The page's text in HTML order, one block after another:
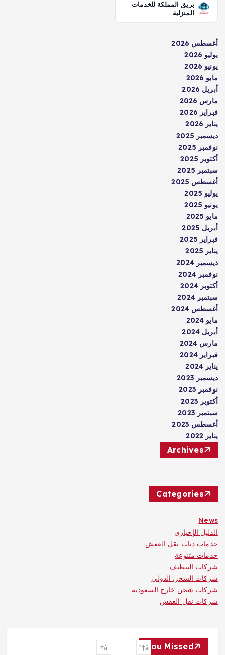
بريق المملكة للخدمات
المنزلية
أغسطس 2026
يوليو 2026
يونيو 2026
مايو 2026
أبريل 2026
مارس 2026
فبراير 2026
يناير 2026
ديسمبر 2025
نوفمبر 2025
أكتوبر 2025
سبتمبر 2025
أغسطس 2025
يوليو 2025
يونيو 2025
مايو 2025
أبريل 2025
فبراير 2025
يناير 2025
ديسمبر 2024
نوفمبر 2024
أكتوبر 2024
سبتمبر 2024
أغسطس 2024
مايو 2024
أبريل 2024
مارس 2024
فبراير 2024
يناير 2024
ديسمبر 2023
نوفمبر 2023
أكتوبر 2023
سبتمبر 2023
أغسطس 2023
يناير 2022
Archives
Categories
News
الدليل الإخباري
حدمات دباب نقل العفش
خدمات متنوعة
شركات التنظيف
شركات الشحن الدولي
شركات شحن خارج السعودية
شركات نقل العفش
You Missed